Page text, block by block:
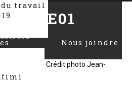
travail
Nous joindre